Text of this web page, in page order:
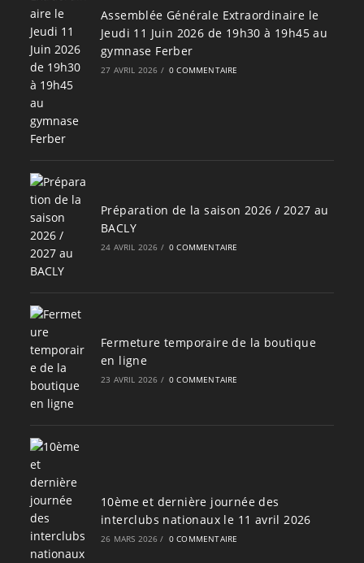
Assemblée Générale Extraordinaire le
Jeudi 11 Juin 2026 de 19h30 à 19h45 au
gymnase Ferber
27 AVRIL 2026 / 0 COMMENTAIRE
Préparation de la saison 2026 / 2027 au
BACLY
24 AVRIL 2026 / 0 COMMENTAIRE
Fermeture temporaire de la boutique
en ligne
23 AVRIL 2026 / 0 COMMENTAIRE
10ème et dernière journée des
interclubs nationaux le 11 avril 2026
26 MARS 2026 / 0 COMMENTAIRE